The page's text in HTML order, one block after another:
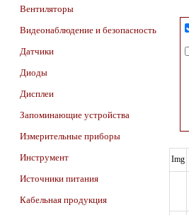
Вентиляторы
Видеонаблюдение и безопасность
Датчики
Диоды
Дисплеи
Запоминающие устройства
Измерительные приборы
Инструмент
Источники питания
Кабельная продукция
Img